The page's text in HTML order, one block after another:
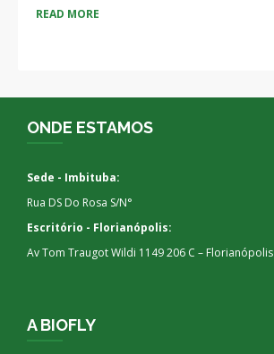
READ MORE
ONDE ESTAMOS
Sede - Imbituba:
Rua DS Do Rosa S/N°
Escritório - Florianópolis:
Av Tom Traugot Wildi 1149 206 C – Florianópolis
A BIOFLY